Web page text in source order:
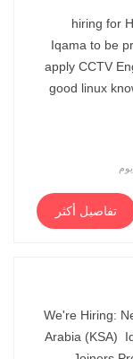
hiring for
Iqama to be
apply CCTV
good linux
تفاصيل أكثر
We're Hiring:
Arabia (KSA)